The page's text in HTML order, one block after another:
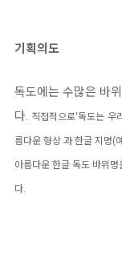
기획의도
독도에는 수많은 바
다. 직접적으로‘독도는 우
름다운 형상 과 한글 지명(
아름다운 한글 독도 바위
다.